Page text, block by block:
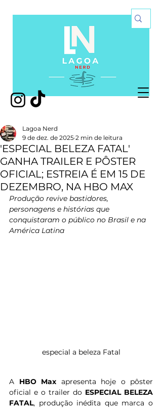
'ESPECIAL BELEZA FATAL'
GANHA TRAILER E PÔSTER
OFICIAL; ESTREIA É EM 15 DE
DEZEMBRO, NA HBO MAX
Lagoa Nerd
9 de dez. de 2025 2 min de leitura
Produção revive bastidores,
personagens e histórias que
conquistaram o público no Brasil e na
América Latina
especial a beleza Fatal
A HBO Max apresenta hoje o pôster
oficial e o trailer do ESPECIAL BELEZA
FATAL, produção inédita que marca o